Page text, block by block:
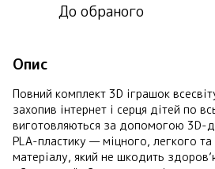
До обраного
Опис
Повний комплект 3D іграшок
захопив інтернет і серця дітей по
виготовляються за допомогою 3D-
PLA-пластику — міцного, легкого та
матеріалу, який не шкодить